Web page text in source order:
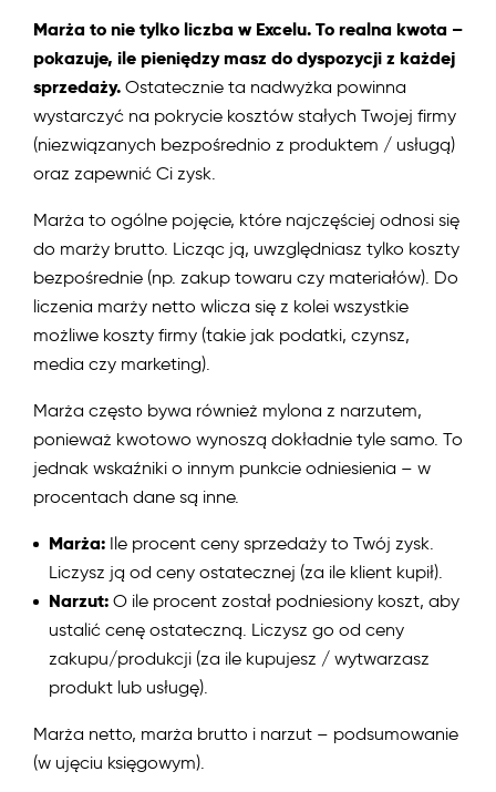
Marża to nie tylko liczba w Excelu. To realna kwota –
pokazuje, ile pieniędzy masz do dyspozycji z każdej
sprzedaży. Ostatecznie ta nadwyżka powinna
wystarczyć na pokrycie kosztów stałych Twojej firmy
(niezwiązanych bezpośrednio z produktem / usługą)
oraz zapewnić Ci zysk.
Marża to ogólne pojęcie, które najczęściej odnosi się
do marży brutto. Licząc ją, uwzględniasz tylko koszty
bezpośrednie (np. zakup towaru czy materiałów). Do
liczenia marży netto wlicza się z kolei wszystkie
możliwe koszty firmy (takie jak podatki, czynsz,
media czy marketing).
Marża często bywa również mylona z narzutem,
ponieważ kwotowo wynoszą dokładnie tyle samo. To
jednak wskaźniki o innym punkcie odniesienia – w
procentach dane są inne.
Marża: Ile procent ceny sprzedaży to Twój zysk.
Liczysz ją od ceny ostatecznej (za ile klient kupił).
Narzut: O ile procent został podniesiony koszt, aby
ustalić cenę ostateczną. Liczysz go od ceny
zakupu/produkcji (za ile kupujesz / wytwarzasz
produkt lub usługę).
Marża netto, marża brutto i narzut – podsumowanie
(w ujęciu księgowym).